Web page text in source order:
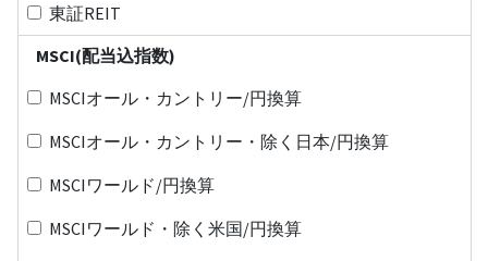
東証REIT
MSCI(配当込指数)
MSCIオール・カントリー/円換算
MSCIオール・カントリー・除く日本/円換算
MSCIワールド/円換算
MSCIワールド・除く米国/円換算